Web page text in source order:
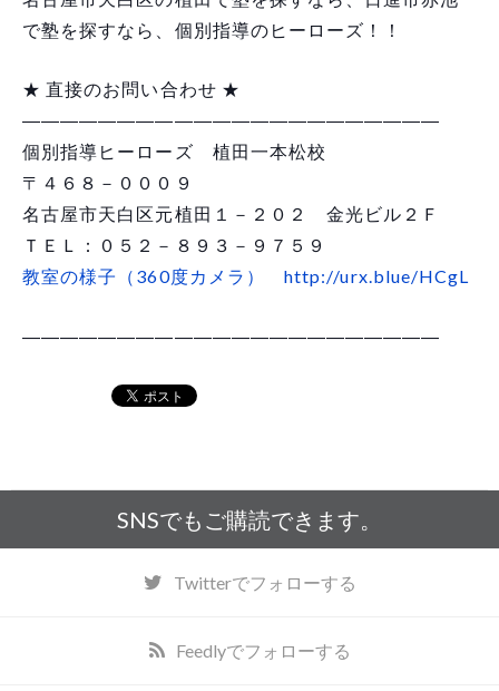
で塾を探すなら、個別指導のヒーローズ！！
★ 直接のお問い合わせ ★
――――――――――――――――――――――
個別指導ヒーローズ 植田一本松校
〒４６８－０００９
名古屋市天白区元植田１－２０２ 金光ビル２Ｆ
ＴＥＬ：０５２－８９３－９７５９
教室の様子（360度カメラ）
http://urx.blue/HCgL
――――――――――――――――――――――
SNSでもご購読できます。
Twitterでフォローする
Feedlyでフォローする